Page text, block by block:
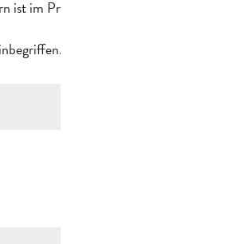
ist im Preis inbegriffen.